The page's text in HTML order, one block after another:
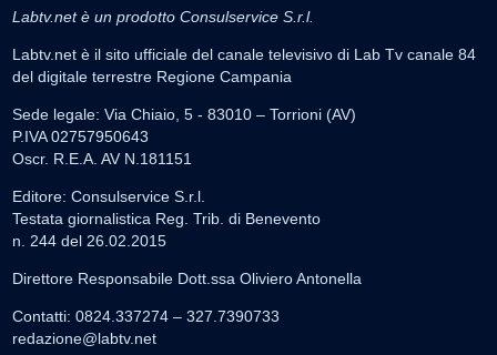
Labtv.net è un prodotto Consulservice S.r.l.
Labtv.net è il sito ufficiale del canale televisivo di Lab Tv canale 84
del digitale terrestre Regione Campania
Sede legale: Via Chiaio, 5 - 83010 – Torrioni (AV)
P.IVA 02757950643
Oscr. R.E.A. AV N.181151
Editore: Consulservice S.r.l.
Testata giornalistica Reg. Trib. di Benevento
n. 244 del 26.02.2015
Direttore Responsabile Dott.ssa Oliviero Antonella
Contatti: 0824.337274 – 327.7390733
redazione@labtv.net